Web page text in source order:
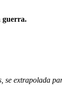
guerra.
se extrapolada